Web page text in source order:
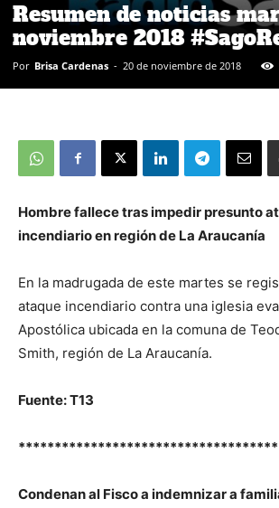
Resumen de noticias
noviembre 2018
Por Brisa Cardenas - 20 de noviembre de 2018
Hombre fallece tras impedir presunto
incendiario en región de La Araucanía
En la madrugada de este martes se
ataque incendiario contra una iglesia
Apostólica ubicada en la comuna de
Smith, región de La Araucanía.
Fuente: T13
Condenan al Fisco a indemnizar a